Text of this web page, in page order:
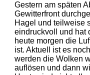
Gestern am späten
Gewitterfront
Hagel und teilweise
eindruckvoll und hat
heute morgen die
ist. Aktuell ist es
werden die Wolken
auflösen und dann